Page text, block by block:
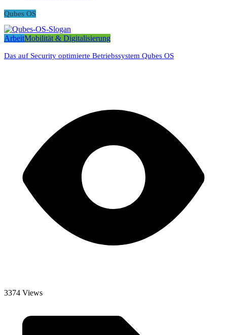
Qubes OS
ArbeitMobilität & Digitalisierung
Das auf Security optimierte Betriebssystem Qubes OS
3374 Views